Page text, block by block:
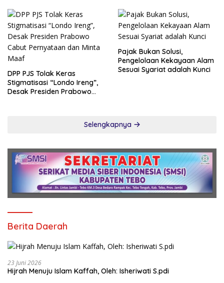
DPP PJS Tolak Keras
Stigmatisasi “Londo Ireng”,
Desak Presiden Prabowo
Pajak Bukan Solusi,
Pengelolaan Kekayaan Alam
Sesuai Syariat adalah Kunci
Selengkapnya
Berita Daerah
23 Juni 2026
Hijrah Menuju Islam Kaffah, Oleh: Isheriwati S.pdi